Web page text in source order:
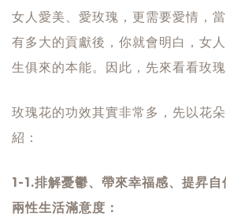
女人愛美、愛玫瑰，更需要愛情，
有多大的貢獻後，你就會明白，女
生俱來的本能。因此，先來看看玫
玫瑰花的功效其實非常多，先以花
紹：
1-1.排解憂鬱、帶來幸福感、提昇
兩性生活滿意度：